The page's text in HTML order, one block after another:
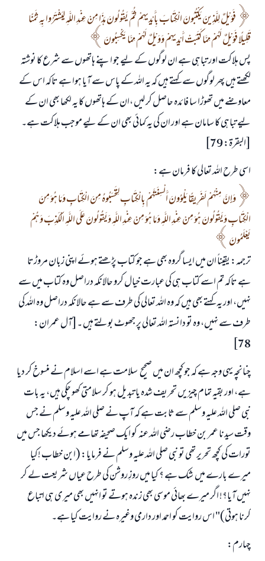
فَوَيْلٌ لِلَّذِينَ يَكْتُبُونَ الْكِتَابَ بِأَيْدِيهِمْ ثُمَّ يَقُولُونَ هَذَا مِنْ عِنْدِ اللَّهِ لِيَشْتَرُوا بِهِ ثَمَنًا
قَلِيلًا فَوَيْلٌ لَهُمْ مِمَّا كَتَبَتْ أَيْدِيهِمْ وَوَيْلٌ لَهُمْ مِمَّا يَكْسِبُونَ
پس ہلاکت اور تباہی ہے ان لوگوں کے لیے جو اپنے ہاتھوں سے شرع کا نوشتہ
لکھتے ہیں پھر لوگوں سے کہتے ہیں کہ یہ اللہ کے پاس سے آیا ہوا ہے تاکہ اس کے
معاوضے میں تھوڑا سا فائدہ حاصل کر لیں ،ان کے ہاتھوں کا یہ لکھا بھی ان کے
لیے تباہی کا سامان ہے اور ان کی یہ کمائی بھی ان کے لیے موجب ہلاکت ہے۔
[البقرۃ: 79]
اسی طرح اللہ تعالی کا فرمان ہے:
وَإِنَّ مِنْهُمْ لَفَرِيقًا يَلْوُونَ أَلْسِنَتَهُمْ بِالْكِتَابِ لِتَحْسَبُوهُ مِنَ الْكِتَابِ وَمَا هُوَ مِنَ
الْكِتَابِ وَيَقُولُونَ هُوَ مِنْ عِنْدِ اللَّهِ وَمَا هُوَ مِنْ عِنْدِ اللَّهِ وَيَقُولُونَ عَلَى اللَّهِ الْكَذِبَ وَهُمْ
يَعْلَمُونَ
ترجمہ: یقیناً ان میں ایسا گروہ بھی ہے جو کتاب پڑھتے ہوئے اپنی زبان مروڑتا
ہے تاکہ تم اسے کتاب ہی کی عبارت خیال کرو حالانکہ دراصل وہ کتاب میں سے
نہیں، اور یہ کہتے بھی ہیں کہ وہ اللہ تعالی کی طرف سے ہے حالانکہ دراصل وہ اللہ کی
طرف سے نہیں، وہ تو دانستہ اللہ تعالی پر جھوٹ بولتے ہیں ۔[آل عمران:
78]
چنانچہ یہی وجہ ہے کہ جو کچھ ان میں صحیح سلامت ہے اسے اسلام نے منسوخ کر دیا
ہے، اور بقیہ تمام چیزیں تحریف شدہ یا تبدیل ہو کر سلامتی کھو چکی ہیں، یہ بات
نبی صلی اللہ علیہ وسلم سے ثابت ہے کہ آپ نے صلی اللہ علیہ وسلم نے جس
وقت سیدنا عمر بن خطاب رضی اللہ عنہ کو ایک صحیفہ تھامے ہوئے دیکھا جس میں
تورات کی کچھ تحریر تھی تو نبی صلی اللہ علیہ وسلم نے فرمایا: (ابن خطاب !کیا
میرے بارے میں شک ہے ؟ کیا میں روزِ روشن کی طرح عیاں شریعت لے کر
نہیں آیا؟! اگر میرے بھائی موسی بھی زندہ ہوتے تو انہیں بھی میری ہی اتباع
کرنا ہوتی)" اس روایت کو احمد اور دارمی وغیرہ نے روایت کیا ہے۔
چہارم: